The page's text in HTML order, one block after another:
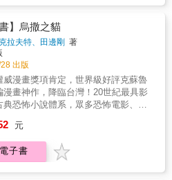
或缺的精彩終章。Ⅰ. 夜中的禁忌相
的裂縫阿德索在廚房邂逅神祕少女，
惡在一瞬間交纏。這段情節既是少年
第一次覺醒，也是整部作品最柔軟卻
裂口――因為純真的慾望，將牽動之
指控、審判與命運。Ⅱ. 第三具屍體：
的祕密死者增至第三人──貝藍格被發
浴池。威廉注意到他的指尖與舌頭被
明死亡的關鍵並非溺水，而是更深層
的書。Ⅲ. 兩支使團的到來：貧窮之爭
方濟各會與教宗代表團抵達修道院，
在會議室內瞬間爆炸。這不只是宗教
顧問、高雄市性別公民行動協會理事
市女性權益促進會理事長）「貝克德
對抗著成長的環境與逃脫的衝動，用
圖畫與文字為自己在這個多才、博
為寂寞的家庭裡找到存在意義。我讚
的心思與多樣的才華──兼有美妙的文
驚嘆的作畫。《歡樂之家》是一則複
童年紀事。」──吉兒‧索洛威(Jill
，影集《六呎風雲》(Six Feet
《透明家庭》(Transparent)編劇暨製
歡樂之家》如此出色的特質，也是它
的原因：它毫不避諱地直視性與壓
也申論了閱讀如何能救人一命。」──
描繪出那個我們以為熟悉，卻從未真
的「家」。在《歡樂之家》中，那棟
作豪宅的房子，承載著讓人會心一
人苦澀的片刻，更多的是滲著孤寂與
溫。感謝艾莉森‧貝克德爾，以文字與
量，再現了家庭關係裡最真實的陰影
──黃惠偵（《日常對話》導演）「以
現及日記書寫交錯剖白自身經歷，令
新。貝克德爾經由樸實自然的筆法，
受憂鬱症的過程，讓讀者一旦翻閱就
，餘韻無窮。」──黃嘉韻（張銘峰律
顧問、高雄市性別公民行動協會理事
蒂娜採摘那些可怕的蘑菇： 「妳
的東西要做什麼？」 瓦倫蒂娜呼
菇的俄文名、嗅了嗅蘑菇生長的那片
味。 「只要吃一口，你的人生就
了！」在瓦倫蒂娜的勸誘與帶領下，
由「懼菇」升級為「嗜菇」，也由一
金融精英走上蕈菇研究的道路，接觸
物學界、人類學界相傳的「神奇蘑
，最終於1955年在墨西哥一個偏遠的
）薩滿瑪莉亞・薩賓娜（María
主持的「神聖蘑菇」交融儀式，掀開
的現代迷幻文化風潮的濫觴……◆布
貓〉、〈外神〉三篇幻夢境系列經典
啟洛夫克拉夫特傑作集新境界！【本
★克蘇魯神話是在上世紀20年代開
夫克拉夫特一系列作品為開端，經由
夫特的友人加以整理後成為一個重要
說創作世界觀。其中的創作核心「不
恐怖」、「未知的恐懼」、「來自外
神」等等，成為日後恐怖創作的重要
，散見於東西方各種電影、小說、遊
三，全都受其影響，而有許多以此世
的精彩作品。★20世紀的洛夫克拉夫
在現代已經較難符合當代讀者的閱讀
書】烏撒之貓
拉夫特、田邊剛 著
出版
威漫畫獎項肯定，世界級好評克蘇魯
漫畫神作，降臨台灣！20世紀最具影
典恐怖小說體系，眾多恐怖電影、遊
克拉夫特的漫畫家‧田邊剛，打開了通
狀的異次元世界──幻夢境的大門。那
四十年光陰尋找永恆夢境的男子，定
元
電子書